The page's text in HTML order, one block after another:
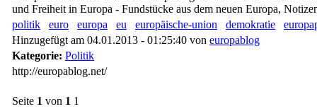
und Freiheit in Europa - Fundstücke aus dem neuen Europa,
politik
euro europa eu europäische-union demokratie
Hinzugefügt am 04.01.2013 - 01:25:40 von europablog
Kategorie: Politik
http://europablog.net/
Seite 1 von 1 1